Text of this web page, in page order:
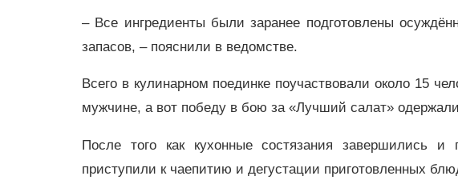
– Все ингредиенты были заранее подготовлены
запасов, – пояснили в ведомстве.
Всего в кулинарном поединке поучаствовали около 15
мужчине, а вот победу в бою за «Лучший салат»
После того как кухонные состязания завершились и
приступили к чаепитию и дегустации приготовленных